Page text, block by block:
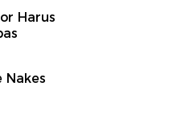
Harus
Nakes